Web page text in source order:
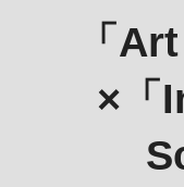
「
×「